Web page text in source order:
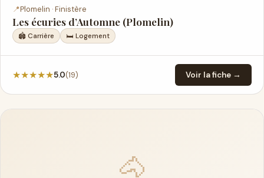
📍Plomelin · Finistère
Les écuries d’Automne (Plomelin)
🏟️ Carrière 🛏 Logement
★★★★★5.0(19) Voir la fiche →
🐴